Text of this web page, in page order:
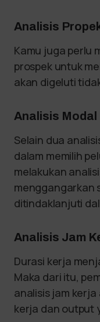
Analisis
Kamu juga perlu
prospek untuk
akan digeluti
Analisis Modal
Selain dua
dalam memilih
melakukan
menggangarkan
ditindaklanjuti
Analisis Jam
Durasi kerja
Maka dari itu,
analisis jam
kerja dan output